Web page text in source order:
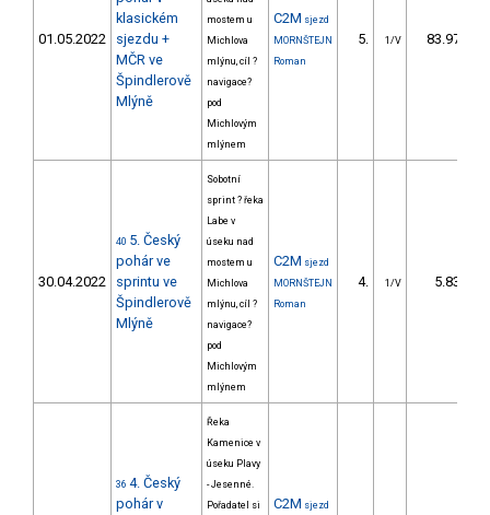
01.05.2022
klasickém
sjezdu +
MČR ve
Špindlerově
Mlýně
mostem u
Michlova
mlýnu, cíl ?
navigace?
pod
Michlovým
mlýnem
C2M sjezd
MORNŠTEJN
Roman
5. 1/V 83.97
30.04.2022
40 5. Český
pohár ve
sprintu ve
Špindlerově
Mlýně
Sobotní
sprint ? řeka
Labe v
úseku nad
mostem u
Michlova
mlýnu, cíl ?
navigace?
pod
Michlovým
mlýnem
C2M sjezd
MORNŠTEJN
Roman
4. 1/V 5.83
36 4. Český
pohár v
Řeka
Kamenice v
úseku Plavy
- Jesenné.
Pořadatel si
C2M sjezd